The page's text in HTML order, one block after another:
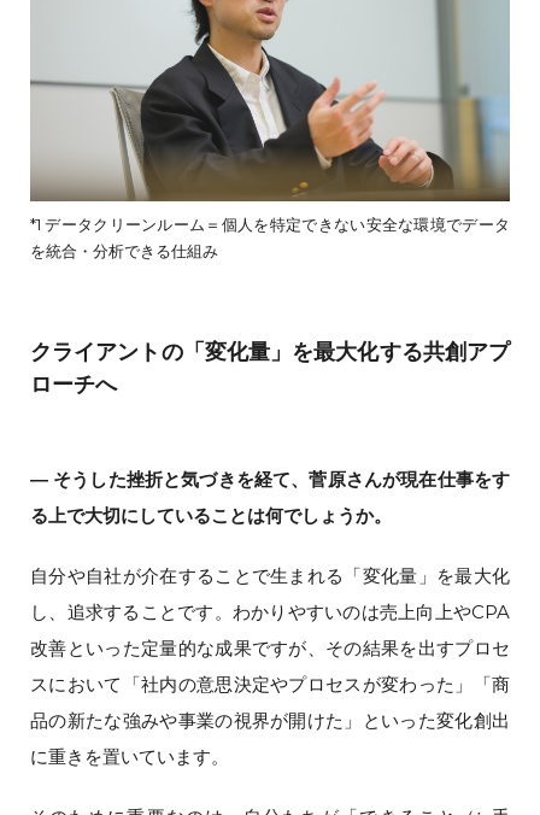
*1 データクリーンルーム＝個人を特定できない安全な環境でデータ
を統合・分析できる仕組み
クライアントの「変化量」を最大化する共創アプ
ローチへ
― そうした挫折と気づきを経て、菅原さんが現在仕事をす
る上で大切にしていることは何でしょうか。
自分や自社が介在することで生まれる「変化量」を最大化
し、追求することです。わかりやすいのは売上向上やCPA
改善といった定量的な成果ですが、その結果を出すプロセ
スにおいて「社内の意思決定やプロセスが変わった」「商
品の新たな強みや事業の視界が開けた」といった変化創出
に重きを置いています。